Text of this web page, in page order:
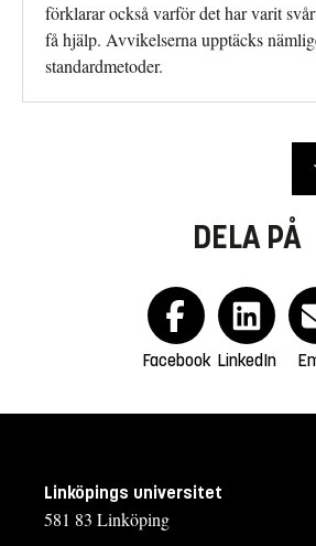
förklarar också varför det har varit
få hjälp. Avvikelserna upptäcks
standardmetoder.
DELA PÅ
Facebook LinkedIn
Linköpings universitet
581 83 Linköping